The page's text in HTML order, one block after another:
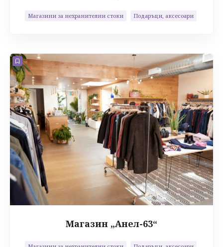
Магазини за нехранителни стоки
Подаръци, аксесоари
Магазин „Анел-63“